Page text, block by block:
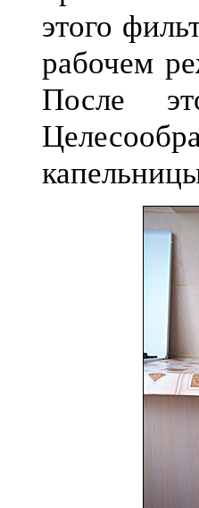
этого
рабочем
После